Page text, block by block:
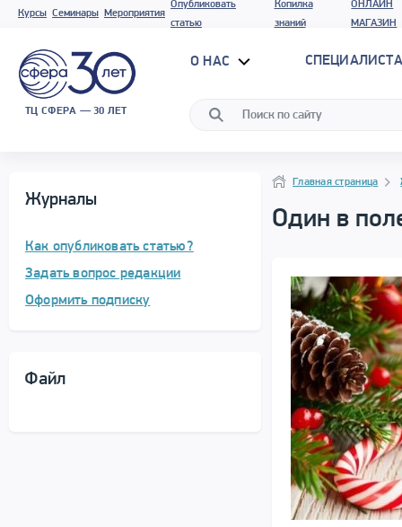
Курсы Семинары Мероприятия
Опубликовать
статью
Копилка
знаний
ОНЛАЙН
МАГАЗИН
ТЦ СФЕРА — 30 ЛЕТ
О НАС
Журналы
Как опубликовать статью?
Задать вопрос редакции
Оформить подписку
Файл
Навигация
НавигацияГлавная страница
Один в